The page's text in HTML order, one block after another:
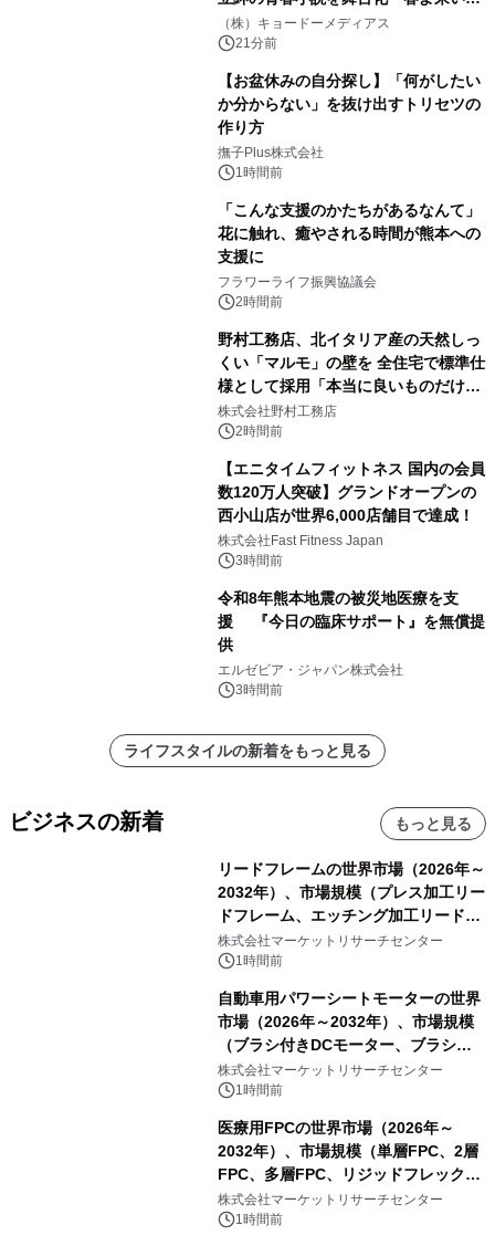
マジで来い』キービジュアル解禁！
（株）キョードーメディアス
21分前
【お盆休みの自分探し】「何がしたい
か分からない」を抜け出すトリセツの
作り方
撫子Plus株式会社
1時間前
「こんな支援のかたちがあるなんて」
花に触れ、癒やされる時間が熊本への
支援に
フラワーライフ振興協議会
2時間前
野村工務店、北イタリア産の天然しっ
くい「マルモ」の壁を 全住宅で標準仕
様として採用「本当に良いものだけに
こだわる」
株式会社野村工務店
2時間前
【エニタイムフィットネス 国内の会員
数120万人突破】グランドオープンの
西小山店が世界6,000店舗目で達成！
株式会社Fast Fitness Japan
3時間前
令和8年熊本地震の被災地医療を支
援 『今日の臨床サポート』を無償提
供
エルゼビア・ジャパン株式会社
3時間前
ライフスタイルの新着をもっと見る
ビジネスの新着 もっと見る
リードフレームの世界市場（2026年～
2032年）、市場規模（プレス加工リー
ドフレーム、エッチング加工リードフ
レーム）・分析レポートを発表
株式会社マーケットリサーチセンター
1時間前
自動車用パワーシートモーターの世界
市場（2026年～2032年）、市場規模
（ブラシ付きDCモーター、ブラシレ
スDCモーター）・分析レポートを発
表
株式会社マーケットリサーチセンター
1時間前
医療用FPCの世界市場（2026年～
2032年）、市場規模（単層FPC、2層
FPC、多層FPC、リジッドフレックス
PCB）・分析レポートを発表
株式会社マーケットリサーチセンター
1時間前